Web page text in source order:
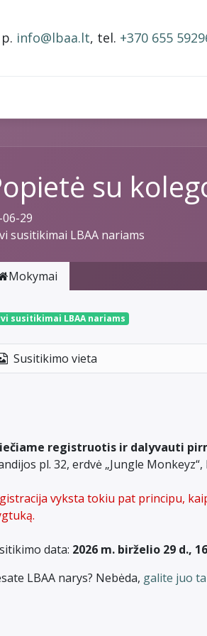
info@lbaa.lt, tel. +370 655
su
06-29
susitikimai LBAA nariams
Mokymai
susitikimai LBAA nariams
Susitikimo vieta
registruotis ir dalyvauti
pl. 32, erdvė „Jungle Monkeyz“,
vyksta tokiu pat principu,
data: 2026 m. birželio 29 d.,
LBAA narys? Nebėda, galite juo